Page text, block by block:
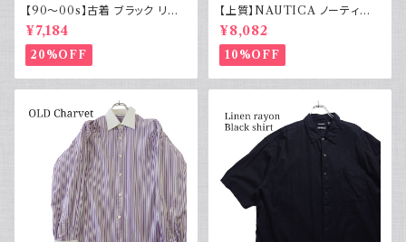
【90～00s】古着 ブラック リネ
ンコットンシャツ 黒 ボックスシ
ルエット
¥7,184
20%OFF
【上質】NAUTICA ノーティカ
コットンリネンパンツ ツータック
¥8,082
10%OFF